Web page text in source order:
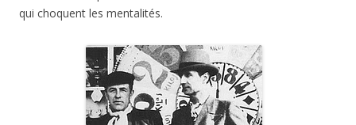
qui choquent les mentalités.